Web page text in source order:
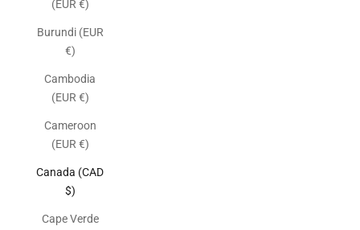
(EUR €)
Burundi (EUR
€)
Cambodia
(EUR €)
Cameroon
(EUR €)
Canada (CAD
$)
Cape Verde